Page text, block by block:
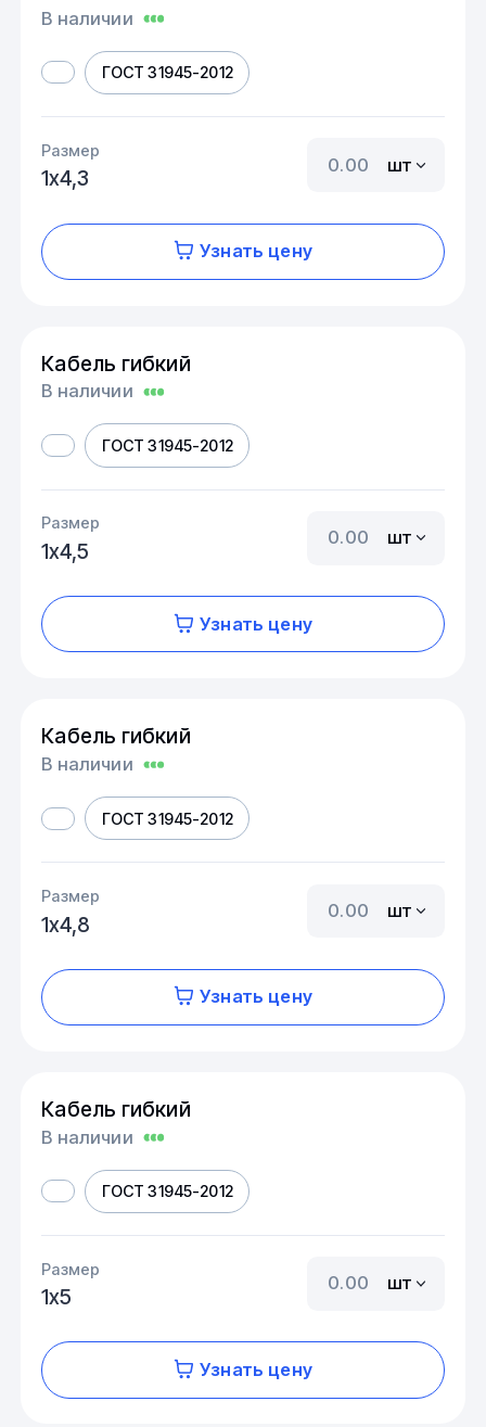
В наличии
ГОСТ 31945-2012
Размер
1х4,3
шт
Узнать цену
Кабель гибкий
В наличии
ГОСТ 31945-2012
Размер
1х4,5
шт
Узнать цену
Кабель гибкий
В наличии
ГОСТ 31945-2012
Размер
1х4,8
шт
Узнать цену
Кабель гибкий
В наличии
ГОСТ 31945-2012
Размер
1х5
шт
Узнать цену